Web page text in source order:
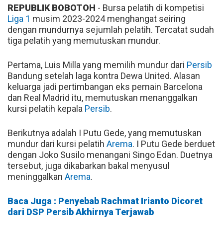
REPUBLIK BOBOTOH - Bursa pelatih di kompetisi
Liga 1 musim 2023-2024 menghangat seiring
dengan mundurnya sejumlah pelatih. Tercatat sudah
tiga pelatih yang memutuskan mundur.
Pertama, Luis Milla yang memilih mundur dari Persib
Bandung setelah laga kontra Dewa United. Alasan
keluarga jadi pertimbangan eks pemain Barcelona
dan Real Madrid itu, memutuskan menanggalkan
kursi pelatih kepala Persib.
Berikutnya adalah I Putu Gede, yang memutuskan
mundur dari kursi pelatih Arema. I Putu Gede berduet
dengan Joko Susilo menangani Singo Edan. Duetnya
tersebut, juga dikabarkan bakal menyusul
meninggalkan Arema.
Baca Juga : Penyebab Rachmat Irianto Dicoret
dari DSP Persib Akhirnya Terjawab